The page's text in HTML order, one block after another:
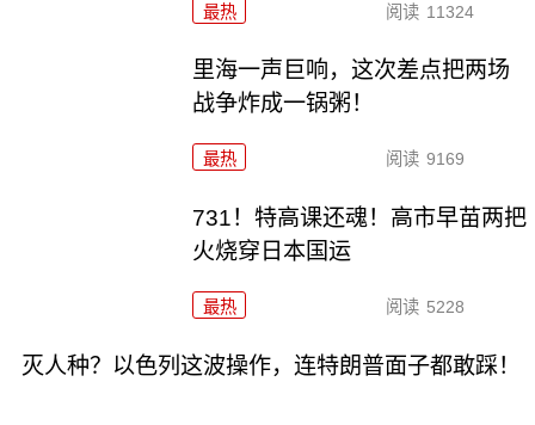
最热 阅读 11324
里海一声巨响，这次差点把两场
战争炸成一锅粥！
最热 阅读 9169
731！特高课还魂！高市早苗两把
火烧穿日本国运
最热 阅读 5228
灭人种？以色列这波操作，连特朗普面子都敢踩！